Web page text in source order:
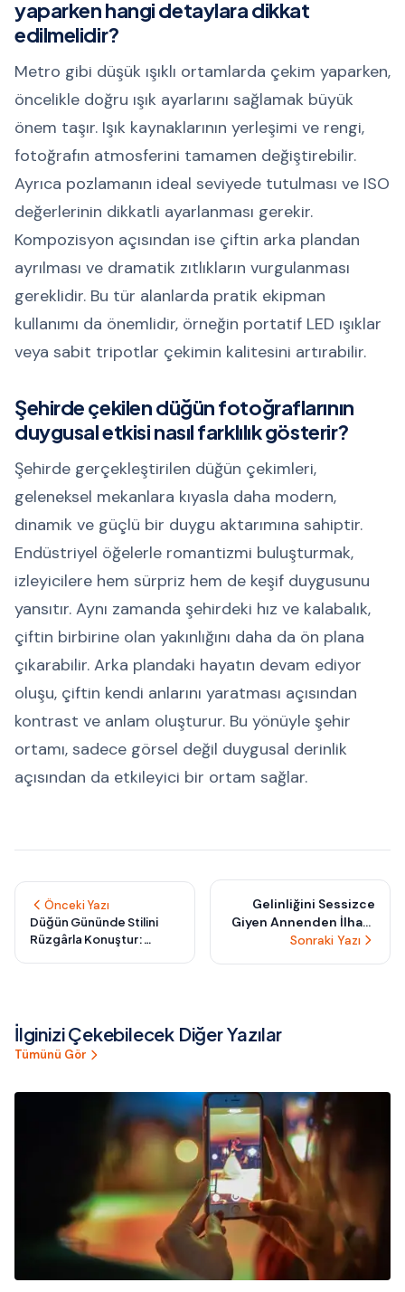
yaparken hangi detaylara dikkat
edilmelidir?
Metro gibi düşük ışıklı ortamlarda çekim yaparken,
öncelikle doğru ışık ayarlarını sağlamak büyük
önem taşır. Işık kaynaklarının yerleşimi ve rengi,
fotoğrafın atmosferini tamamen değiştirebilir.
Ayrıca pozlamanın ideal seviyede tutulması ve ISO
değerlerinin dikkatli ayarlanması gerekir.
Kompozisyon açısından ise çiftin arka plandan
ayrılması ve dramatik zıtlıkların vurgulanması
gereklidir. Bu tür alanlarda pratik ekipman
kullanımı da önemlidir, örneğin portatif LED ışıklar
veya sabit tripotlar çekimin kalitesini artırabilir.
Şehirde çekilen düğün fotoğraflarının
duygusal etkisi nasıl farklılık gösterir?
Şehirde gerçekleştirilen düğün çekimleri,
geleneksel mekanlara kıyasla daha modern,
dinamik ve güçlü bir duygu aktarımına sahiptir.
Endüstriyel öğelerle romantizmi buluşturmak,
izleyicilere hem sürpriz hem de keşif duygusunu
yansıtır. Aynı zamanda şehirdeki hız ve kalabalık,
çiftin birbirine olan yakınlığını daha da ön plana
çıkarabilir. Arka plandaki hayatın devam ediyor
oluşu, çiftin kendi anlarını yaratması açısından
kontrast ve anlam oluşturur. Bu yönüyle şehir
ortamı, sadece görsel değil duygusal derinlik
açısından da etkileyici bir ortam sağlar.
Önceki Yazı
Düğün Gününde Stilini
Rüzgârla Konuştur:
Sonraki Yazı
Gelinliğini Sessizce
Giyen Annenden İlham
Al: Zamansız Zarafetin
İlginizi Çekebilecek Diğer Yazılar
Tümünü Gör